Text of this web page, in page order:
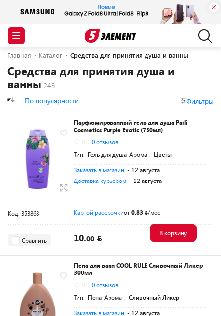
Главная Каталог Средства для принятия душа и ванны
Средства для принятия душа и
ванны
По популярности Фильтры
Парфюмированный гель для душа Parli
Cosmetics Рurple Exotic (750мл)
0 отзывов
Тип: Гель для душа Аромат: Цветы
Заказать в магазин - 12 августа
Доставка курьером - 12 августа
Код: 353868 Картой рассрочкиот0,83 /мес
Сравнить 10.00
В корзину
Пена для ванн COOL RULE Сливочный Ликер
300мл
0 отзывов
Тип: Пена Аромат: Сливочный Ликер
Заказать в магазин - 12 августа